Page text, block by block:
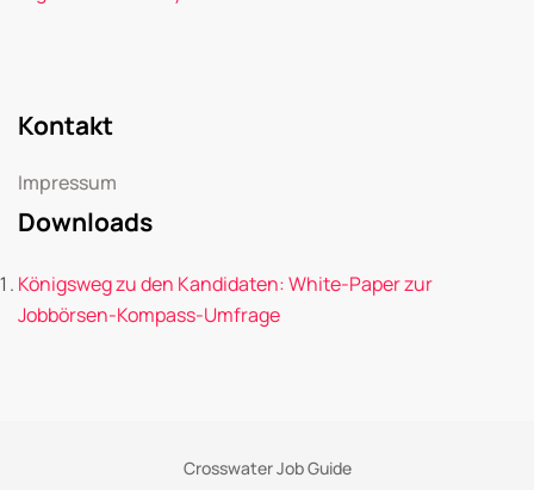
Kontakt
Impressum
Downloads
Königsweg zu den Kandidaten: White-Paper zur
Jobbörsen-Kompass-Umfrage
Crosswater Job Guide